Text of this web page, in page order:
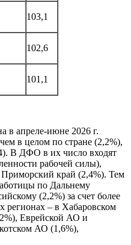
103,1
102,6
101,1
в апреле-июне 2026 г.
в целом по стране (2,2%),
В ДФО в их число входят
рабочей силы),
край (2,4%). Тем
по Дальнему
(2,2%) за счет более
регионах – в Хабаровском
Еврейской АО и
АО (1,6%),